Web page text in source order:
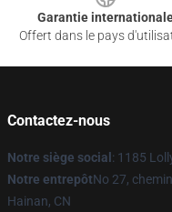
Garantie
Offert dans le pays
Contactez-nous
Notre siège social : 1185
Notre entrepôtNo 27,
Hainan, CN